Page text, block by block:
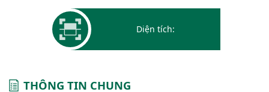
Diện tích:
THÔNG TIN CHUNG